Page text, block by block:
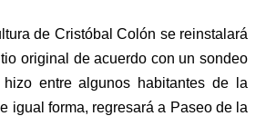
de Cristóbal Colón se reinstalará
original de acuerdo con un sondeo
entre algunos habitantes de la
igual forma, regresará a Paseo de la